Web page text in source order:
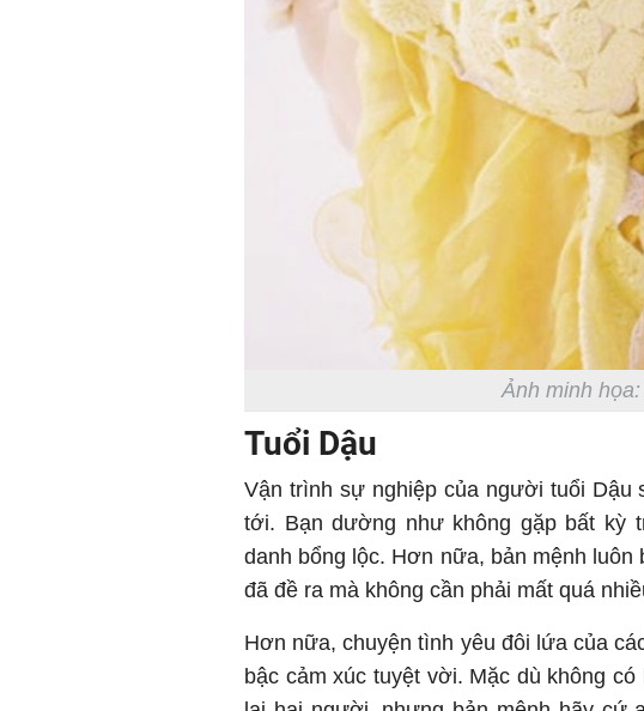
Ảnh minh
Tuổi Dậu
Vận trình sự nghiệp của người tuổi Dậu
tới. Bạn dường như không gặp bất kỳ
danh bổng lộc. Hơn nữa, bản mệnh
đã đề ra mà không cần phải mất quá
Hơn nữa, chuyện tình yêu đôi lứa của
bậc cảm xúc tuyệt vời. Mặc dù không